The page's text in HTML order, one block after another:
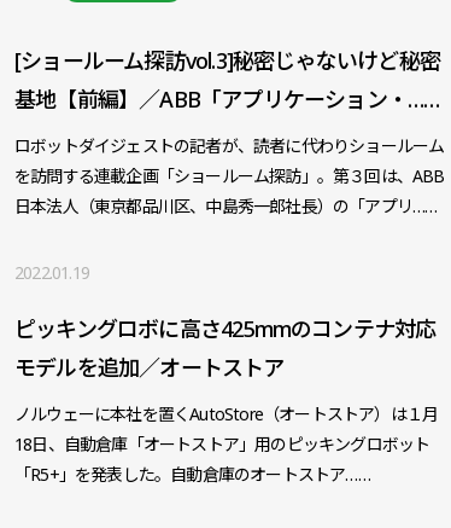
[ショールーム探訪vol.3]秘密じゃないけど秘密
基地【前編】／ABB「アプリケーション・……
ロボットダイジェストの記者が、読者に代わりショールーム
を訪問する連載企画「ショールーム探訪」。第３回は、ABB
日本法人（東京都品川区、中島秀一郎社長）の「アプリ……
2022.01.19
ピッキングロボに高さ425mmのコンテナ対応
モデルを追加／オートストア
ノルウェーに本社を置くAutoStore（オートストア）は１月
18日、自動倉庫「オートストア」用のピッキングロボット
「R5+」を発表した。自動倉庫のオートストア……